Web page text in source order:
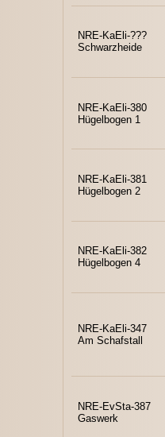
NRE-KaEli-???
Schwarzheide
NRE-KaEli-380
Hügelbogen 1
NRE-KaEli-381
Hügelbogen 2
NRE-KaEli-382
Hügelbogen 4
NRE-KaEli-347
Am Schafstall
NRE-EvSta-387
Gaswerk